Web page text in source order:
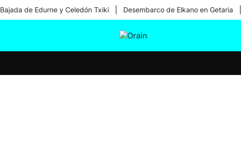
Bajada de Edurne y Celedón Txiki Desembarco de Elkano en Getaria